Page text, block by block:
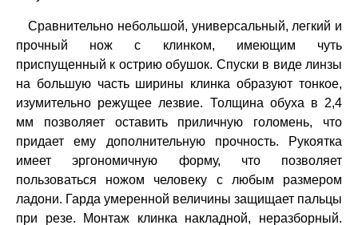
Сравнительно небольшой, универсальный, легкий и
прочный нож с клинком, имеющим чуть
приспущенный к острию обушок. Спуски в виде линзы
на большую часть ширины клинка образуют тонкое,
изумительно режущее лезвие. Толщина обуха в 2,4
мм позволяет оставить приличную голомень, что
придает ему дополнительную прочность. Рукоятка
имеет эргономичную форму, что позволяет
пользоваться ножом человеку с любым размером
ладони. Гарда умеренной величины защищает пальцы
при резе. Монтаж клинка накладной, неразборный.